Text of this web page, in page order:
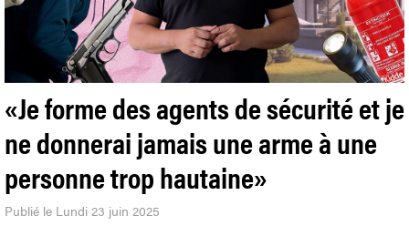
«Je forme des agents de sécurité et je
ne donnerai jamais une arme à une
personne trop hautaine»
Publié le Lundi 23 juin 2025